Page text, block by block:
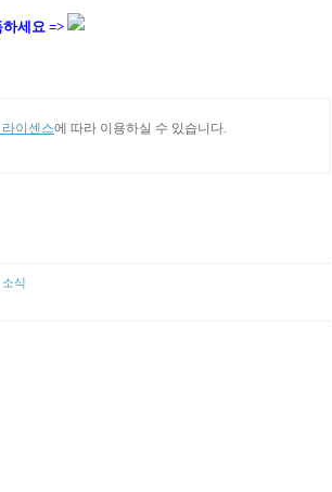
세요 =>
이센스에 따라 이용하실 수 있습니다.
식